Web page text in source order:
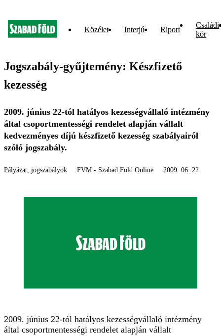
Közélet Interjú Riport
Családi
kör
Jogszabály-gyűjtemény: Készfizető
kezesség
2009. június 22-tól hatályos kezességvállaló intézmény
által csoportmentességi rendelet alapján vállalt
kedvezményes díjú készfizető kezesség szabályairól
szóló jogszabály.
Pályázat, jogszabályok FVM - Szabad Föld Online 2009. 06. 22.
2009. június 22-tól hatályos kezességvállaló intézmény
által csoportmentességi rendelet alapján vállalt